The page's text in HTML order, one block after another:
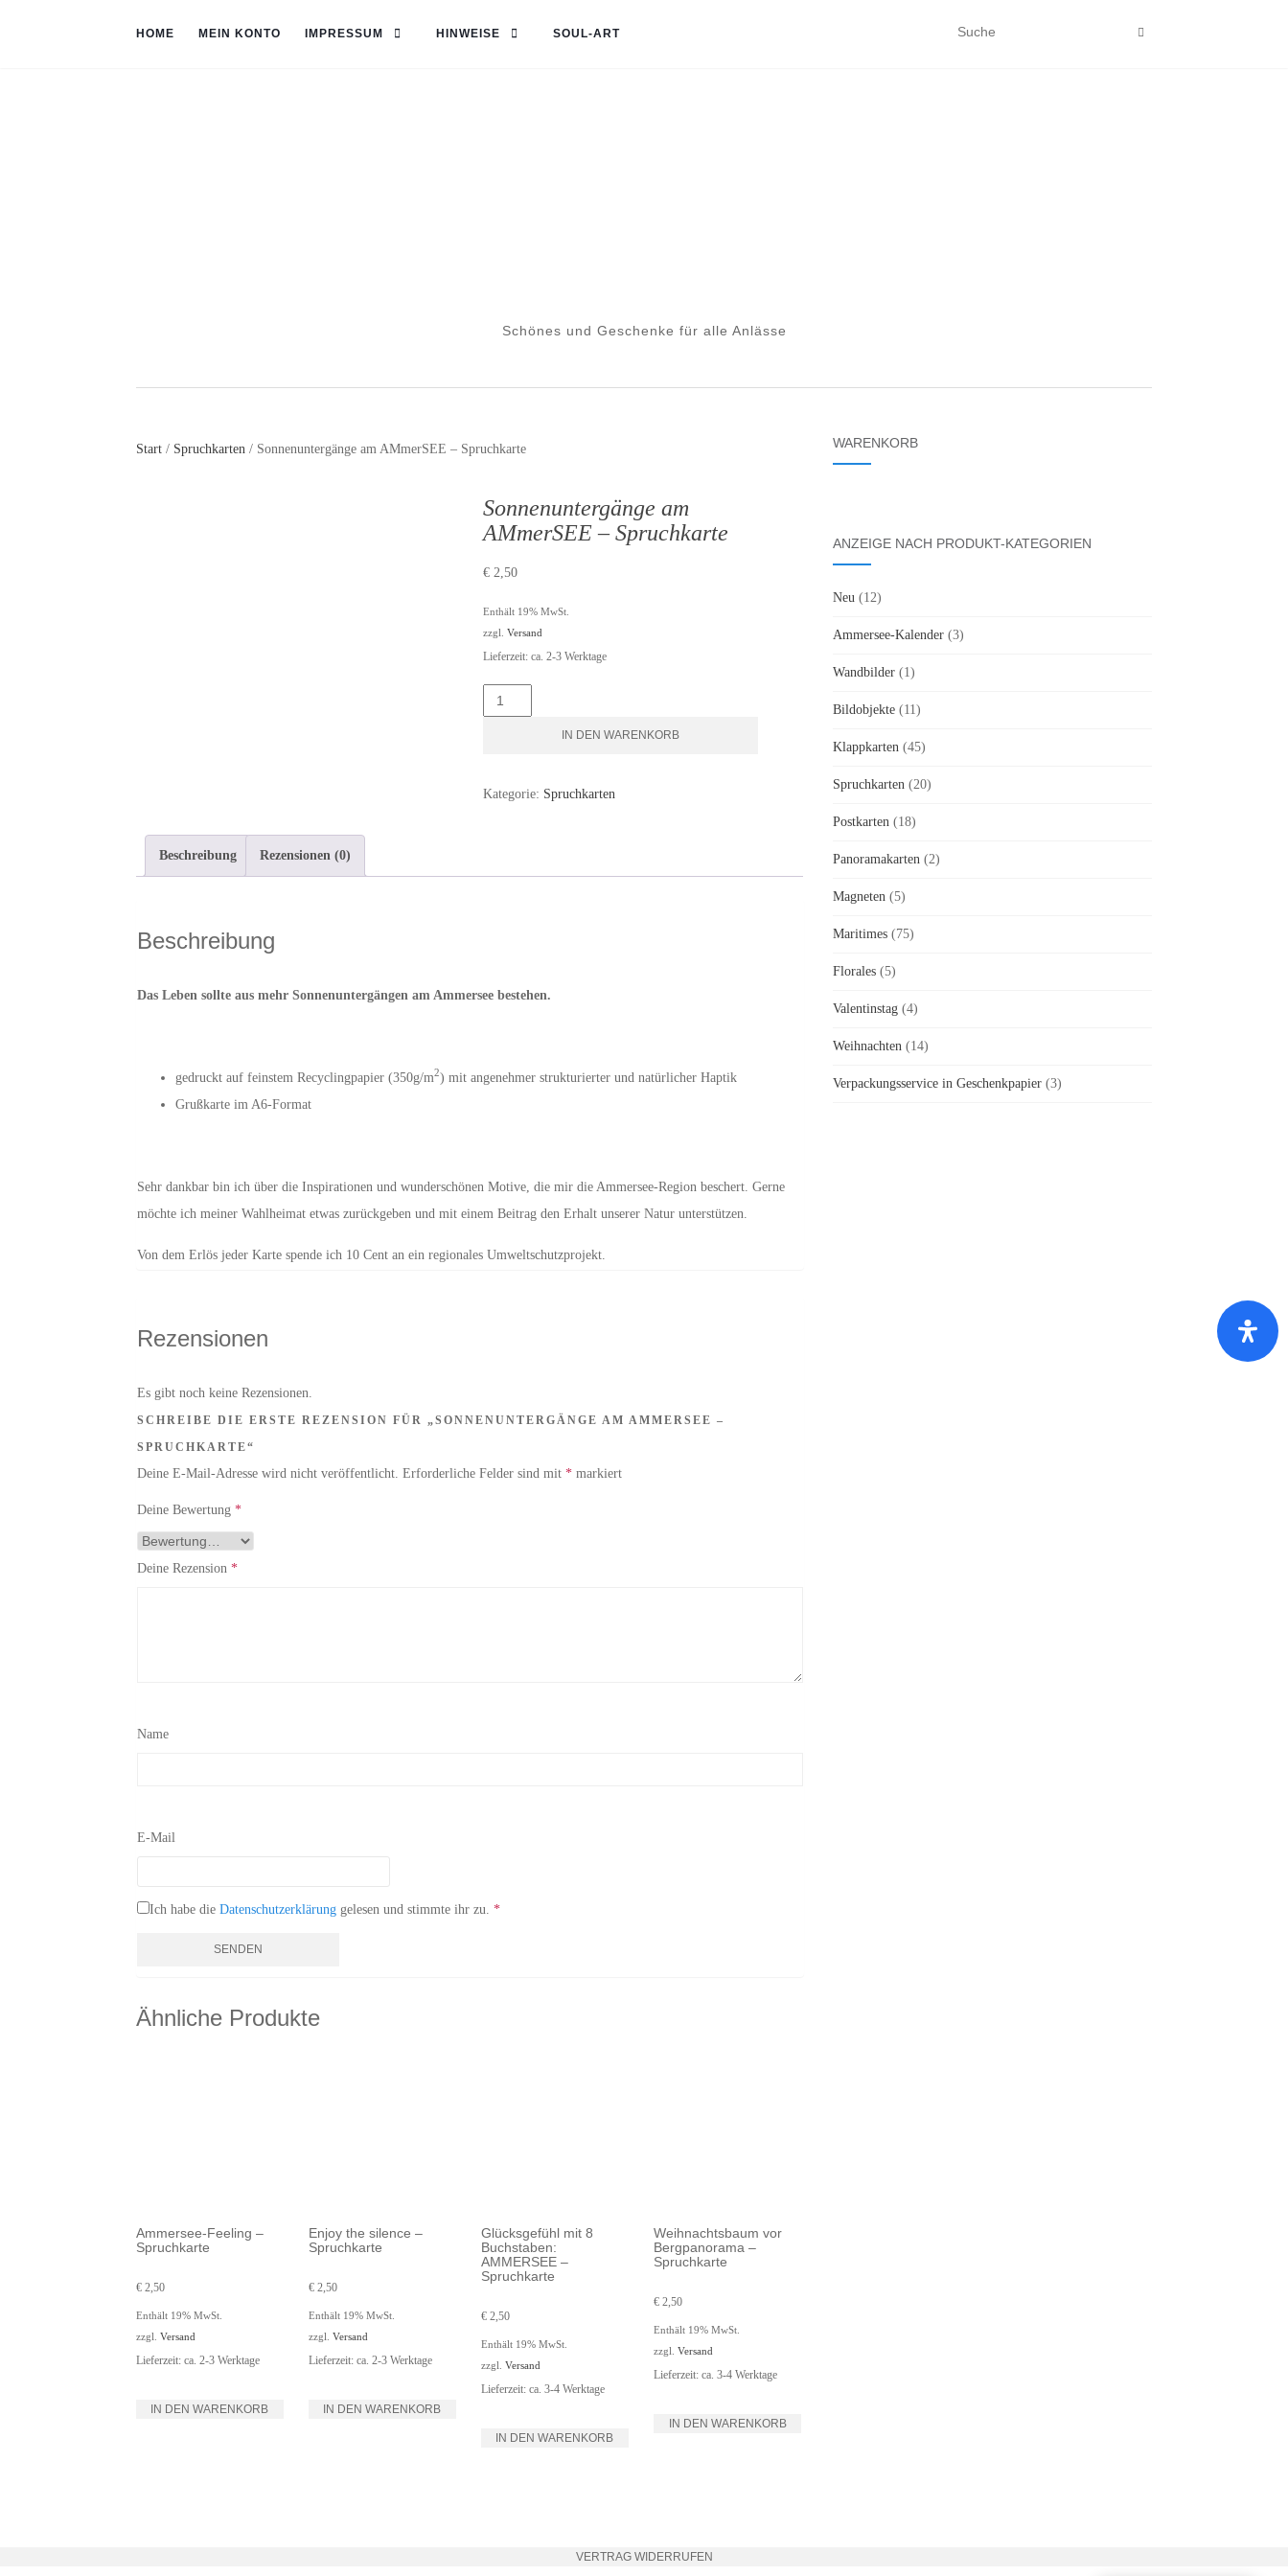
HOME MEIN KONTO IMPRESSUM HINWEISE SOUL-ART
Schönes und Geschenke für alle Anlässe
Start / Spruchkarten / Sonnenuntergänge am AMmerSEE – Spruchkarte
Sonnenuntergänge am
AMmerSEE – Spruchkarte
€ 2,50
Enthält 19% MwSt.
zzgl.Versand
Lieferzeit: ca. 2-3 Werktage
Sonnenuntergänge
Spruchkarte
IN DEN WARENKORB
Kategorie: Spruchkarten
Beschreibung Rezensionen (0)
Beschreibung
Das Leben sollte aus mehr Sonnenuntergängen am Ammersee bestehen.
gedruckt auf feinstem Recyclingpapier (350g/m2) mit angenehmer strukturierter und natürlicher Haptik
Grußkarte im A6-Format
Sehr dankbar bin ich über die Inspirationen und wunderschönen Motive, die mir die Ammersee-Region beschert. Gerne
möchte ich meiner Wahlheimat etwas zurückgeben und mit einem Beitrag den Erhalt unserer Natur unterstützen.
Von dem Erlös jeder Karte spende ich 10 Cent an ein regionales Umweltschutzprojekt.
Rezensionen
Es gibt noch keine Rezensionen.
SCHREIBE DIE ERSTE REZENSION FÜR „SONNENUNTERGÄNGE AM AMMERSEE –
SPRUCHKARTE“
Deine E-Mail-Adresse wird nicht veröffentlicht. Erforderliche Felder sind mit * markiert
Deine Bewertung *
Deine Rezension *
Name
E-Mail
Ich habe die Datenschutzerklärung gelesen und stimmte ihr zu. *
Ähnliche Produkte
Ammersee-Feeling –
Spruchkarte
€ 2,50
Enthält 19% MwSt.
zzgl. Versand
Lieferzeit: ca. 2-3 Werktage
IN DEN WARENKORB
Enjoy the silence –
Spruchkarte
€ 2,50
Enthält 19% MwSt.
zzgl.Versand
Lieferzeit: ca. 2-3 Werktage
IN DEN WARENKORB
Glücksgefühl mit 8
Buchstaben:
AMMERSEE –
Spruchkarte
€ 2,50
Enthält 19% MwSt.
zzgl.Versand
Lieferzeit: ca. 3-4 Werktage
IN DEN WARENKORB
Weihnachtsbaum vor
Bergpanorama –
Spruchkarte
€ 2,50
Enthält 19% MwSt.
zzgl.Versand
Lieferzeit: ca. 3-4 Werktage
IN DEN WARENKORB
WARENKORB
ANZEIGE NACH PRODUKT-KATEGORIEN
Neu (12)
Ammersee-Kalender (3)
Wandbilder (1)
Bildobjekte (11)
Klappkarten (45)
Spruchkarten (20)
Postkarten (18)
Panoramakarten (2)
Magneten (5)
Maritimes (75)
Florales (5)
Valentinstag (4)
Weihnachten (14)
Verpackungsservice in Geschenkpapier (3)
VERTRAG WIDERRUFEN